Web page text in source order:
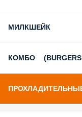
МИЛКШЕЙК
КОМБО (BURGERS -